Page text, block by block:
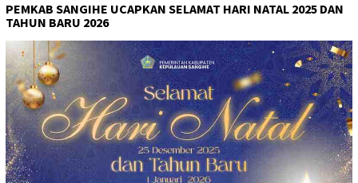
PEMKAB SANGIHE UCAPKAN SELAMAT HARI NATAL 2025 DAN
TAHUN BARU 2026